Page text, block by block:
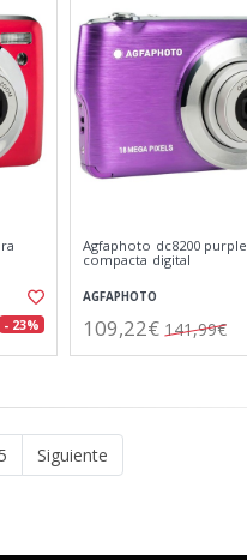
- 23%
Agfaphoto dc8200
compacta digital
AGFAPHOTO
109,22€ 141,99€
5 Siguiente